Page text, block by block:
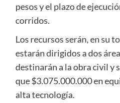
pesos y el plazo de
corridos.
Los recursos serán, en su
estarán dirigidos a dos
destinarán a la obra civil y
que $3.075.000.000 en
alta tecnología.